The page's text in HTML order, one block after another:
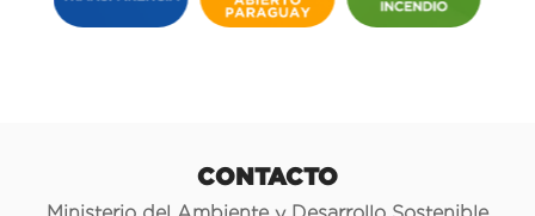
CONTACTO